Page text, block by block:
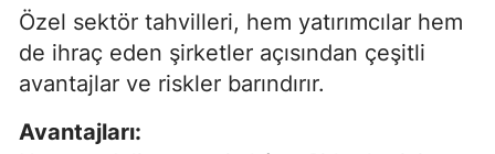
Özel sektör tahvilleri, hem yatırımcılar hem
de ihraç eden şirketler açısından çeşitli
avantajlar ve riskler barındırır.
Avantajları: